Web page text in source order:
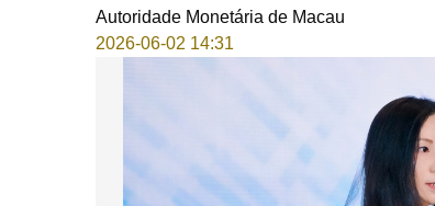
Autoridade Monetária de Macau
2026-06-02 14:31